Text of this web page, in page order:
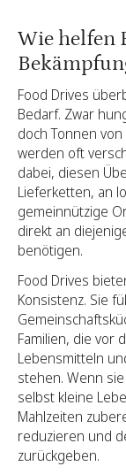
Wie helfen
Food Drives
Bedarf. Zwar
doch Tonnen
werden oft
dabei, diesen
Lieferketten, an
gemeinnützige
direkt an
benötigen.
Food Drives
Konsistenz. Sie
Familien, die vor
Lebensmitteln
stehen. Wenn
selbst kleine
Mahlzeiten
reduzieren und
zurückgeben.